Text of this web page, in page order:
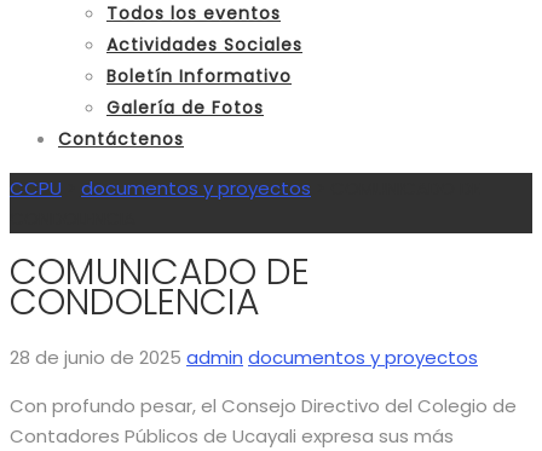
Todos los eventos
Actividades Sociales
Boletín Informativo
Galería de Fotos
Contáctenos
CCPU documentos y proyectos
COMUNICADO DE
CONDOLENCIA
28 de junio de 2025 admin documentos y proyectos
Con profundo pesar, el Consejo Directivo del Colegio de
Contadores Públicos de Ucayali expresa sus más